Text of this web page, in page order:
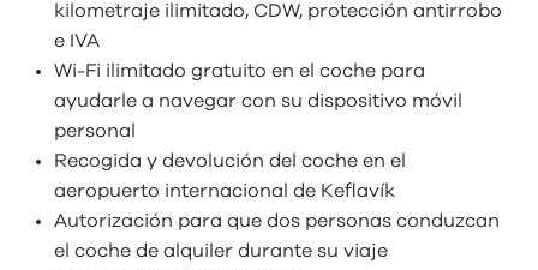
kilometraje ilimitado, CDW, protección antirrobo
e IVA
Wi-Fi ilimitado gratuito en el coche para
ayudarle a navegar con su dispositivo móvil
personal
Recogida y devolución del coche en el
aeropuerto internacional de Keflavík
Autorización para que dos personas conduzcan
el coche de alquiler durante su viaje